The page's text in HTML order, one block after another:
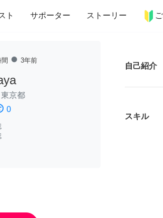
ト サポーター ストーリー
インテリア 趣味・習い事 ペット
fiber_manual_record 3年前
東京都
0
自己紹介
スキル